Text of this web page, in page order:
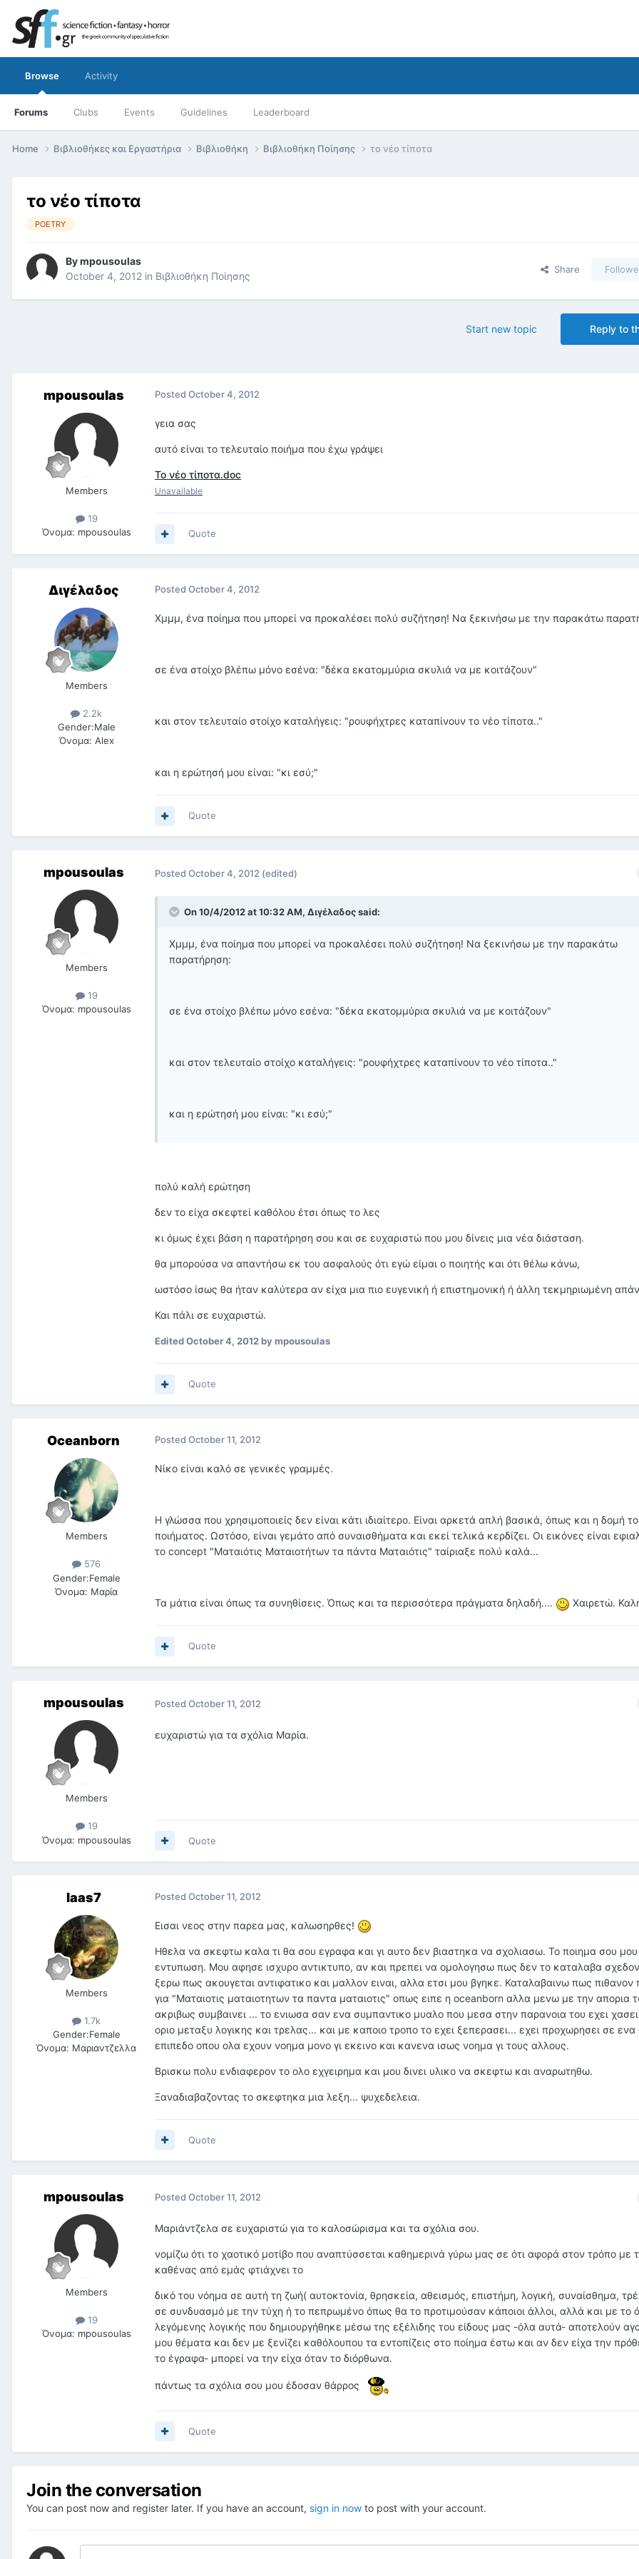
Browse
Forums Clubs Events Guidelines Leaderboard
Activity
Home Βιβλιοθήκες και Εργαστήρια Βιβλιοθήκη Βιβλιοθήκη Ποίησης το νέο τίποτα
το νέο τίποτα
POETRY
Bympousoulas
October 4, 2012 in Βιβλιοθήκη Ποίησης
Share
Reply to
Start new topic
mpousoulas
Members
19
Όνομα: mpousoulas
Posted October 4, 2012
γεια σας
αυτό είναι το τελευταίο ποιήμα που έχω γράψει
Το νέο τίποτα.doc
Unavailable
Quote
Διγέλαδος
Members
2.2k
Gender:Male
Όνομα: Alex
Posted October 4, 2012
Χμμμ, ένα ποίημα που μπορεί να προκαλέσει πολύ συζήτηση! Να ξεκινήσω με την παρακάτω
σε ένα στοίχο βλέπω μόνο εσένα: "δέκα εκατομμύρια σκυλιά να με κοιτάζουν"
και στον τελευταίο στοίχο καταλήγεις: "ρουφήχτρες καταπίνουν το νέο τίποτα.."
και η ερώτησή μου είναι: "κι εσύ;"
Quote
mpousoulas
Members
19
Όνομα: mpousoulas
Posted October 4, 2012 (edited)
On 10/4/2012 at 10:32 AM, Διγέλαδος said:
Χμμμ, ένα ποίημα που μπορεί να προκαλέσει πολύ συζήτηση! Να ξεκινήσω με την παρακάτω
παρατήρηση:
σε ένα στοίχο βλέπω μόνο εσένα: "δέκα εκατομμύρια σκυλιά να με κοιτάζουν"
και στον τελευταίο στοίχο καταλήγεις: "ρουφήχτρες καταπίνουν το νέο τίποτα.."
και η ερώτησή μου είναι: "κι εσύ;"
πολύ καλή ερώτηση
δεν το είχα σκεφτεί καθόλου έτσι όπως το λες
κι όμως έχει βάση η παρατήρηση σου και σε ευχαριστώ που μου δίνεις μια νέα διάσταση.
θα μπορούσα να απαντήσω εκ του ασφαλούς ότι εγώ είμαι ο ποιητής και ότι θέλω κάνω,
ωστόσο ίσως θα ήταν καλύτερα αν είχα μια πιο ευγενική ή επιστημονική ή άλλη τεκμηριωμένη
Και πάλι σε ευχαριστώ.
EditedOctober 4, 2012by mpousoulas
Quote
Oceanborn
Members
576
Gender:Female
Όνομα: Μαρία
Posted October 11, 2012
Νίκο είναι καλό σε γενικές γραμμές.
Η γλώσσα που χρησιμοποιείς δεν είναι κάτι ιδιαίτερο. Είναι αρκετά απλή βασικά, όπως και η δομή
ποιήματος. Ωστόσο, είναι γεμάτο από συναισθήματα και εκεί τελικά κερδίζει. Οι εικόνες είναι
το concept "Ματαιότις Ματαιοτήτων τα πάντα Ματαιότις" ταίριαξε πολύ καλά...
Τα μάτια είναι όπως τα συνηθίσεις. Όπως και τα περισσότερα πράγματα δηλαδή.... Χαιρετώ.
Quote
mpousoulas
Members
19
Όνομα: mpousoulas
Posted October 11, 2012
ευχαριστώ για τα σχόλια Μαρία.
Quote
laas7
Members
1.7k
Gender:Female
Όνομα: Μαριαντζελλα
Posted October 11, 2012
Εισαι νεος στην παρεα μας, καλωσηρθες!
Ηθελα να σκεφτω καλα τι θα σου εγραφα και γι αυτο δεν βιαστηκα να σχολιασω. Το ποιημα σου
εντυπωση. Μου αφησε ισχυρο αντικτυπο, αν και πρεπει να ομολογησω πως δεν το καταλαβα
ξερω πως ακουγεται αντιφατικο και μαλλον ειναι, αλλα ετσι μου βγηκε. Καταλαβαινω πως πιθανον
για "Ματαιοτις ματαιοτητων τα παντα ματαιοτις" οπως ειπε η oceanborn αλλα μενω με την απορια
ακριβως συμβαινει ... το ενιωσα σαν ενα συμπαντικο μυαλο που μεσα στην παρανοια του εχει
οριο μεταξυ λογικης και τρελας... και με καποιο τροπο το εχει ξεπερασει... εχει προχωρησει σε
επιπεδο οπου ολα εχουν νοημα μονο γι εκεινο και κανενα ισως νοημα γι τους αλλους.
Βρισκω πολυ ενδιαφερον το ολο εχγειρημα και μου δινει υλικο να σκεφτω και αναρωτηθω.
Ξαναδιαβαζοντας το σκεφτηκα μια λεξη... ψυχεδελεια.
Quote
mpousoulas
Members
19
Όνομα: mpousoulas
Posted October 11, 2012
Μαριάντζελα σε ευχαριστώ για το καλοσώρισμα και τα σχόλια σου.
νομίζω ότι το χαοτικό μοτίβο που αναπτύσσεται καθημερινά γύρω μας σε ότι αφορά στον τρόπο με
καθένας από εμάς φτιάχνει το
δικό του νόημα σε αυτή τη ζωή( αυτοκτονία, θρησκεία, αθεισμός, επιστήμη, λογική, συναίσθημα,
σε συνδυασμό με την τύχη ή το πεπρωμένο όπως θα το προτιμούσαν κάποιοι άλλοι, αλλά και με το
λεγόμενης λογικής που δημιουργήθηκε μέσω της εξέλιδης του είδους μας -όλα αυτά- αποτελούν
μου θέματα και δεν με ξενίζει καθόλουπου τα εντοπίζεις στο ποίημα έστω και αν δεν είχα την
το έγραφα- μπορεί να την είχα όταν το διόρθωνα.
πάντως τα σχόλια σου μου έδοσαν θάρρος
Quote
Join the conversation
You can post now and register later. If you have an account, sign in now to post with your account.